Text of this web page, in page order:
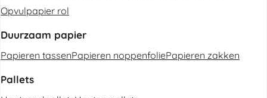
Opvulpapier rol
Duurzaam papier
Papieren tassenPapieren noppenfoliePapieren zakken
Pallets